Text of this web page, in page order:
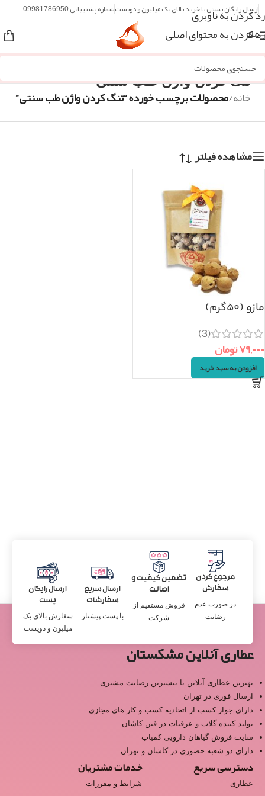
رد کردن به ناوبری
رد کردن به محتوای اصلی
ارسال رایگان پستی با خرید بالای یک میلیون و دویستشماره پشتیبانی 09981786950
منو
تنگ کردن واژن طب سنتی
خانه/محصولات برچسب خورده “تنگ کردن واژن طب سنتی”
مشاهده فیلتر
مازو (۵۰گرم)
(3)
۷۹,۰۰۰تومان
افزودن به سبد خرید
مرجوع کردن
سفارش
در صورت عدم
رضایت
تضمین کیفیت و
اصالت
فروش مستقیم از
شرکت
ارسال سریع
سفارشات
با پست پیشتاز
ارسال رایگان
پست
سفارش بالای یک
میلیون و دویست
عطاری آنلاین مشکستان
بهترین عطاری آنلاین با بیشترین رضایت مشتری
ارسال فوری در تهران
دارای جواز کسب از اتحادیه کسب و کار های مجازی
تولید کننده گلاب و عرقیات در فین کاشان
سایت فروش گیاهان دارویی کمیاب
دارای دو شعبه حضوری در کاشان و تهران
دسترسی سریع
عطاری
خدمات مشتریان
شرایط و مقررات